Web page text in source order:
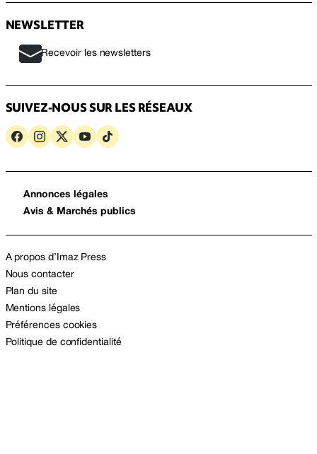
NEWSLETTER
Recevoir les newsletters
SUIVEZ-NOUS SUR LES RÉSEAUX
Annonces légales
Avis & Marchés publics
A propos d’Imaz Press
Nous contacter
Plan du site
Mentions légales
Préférences cookies
Politique de confidentialité